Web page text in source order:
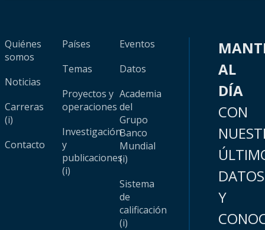
Quiénes
somos
Noticias
Carreras
(i)
Contacto
Países
Temas
Proyectos y
operaciones
Investigación
y
publicaciones
(i)
Eventos
Datos
Academia
del
Grupo
Banco
Mundial
(i)
Sistema
de
calificación
(i)
AL
DÍA
CON
DATOS
Y